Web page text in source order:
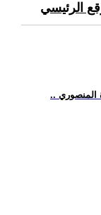
الرئيسي
المنصوري